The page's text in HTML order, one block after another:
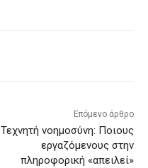
Επόμενο άρθρο
Τεχνητή νοημοσύνη: Ποιους
εργαζόμενους στην
πληροφορική «απειλεί»